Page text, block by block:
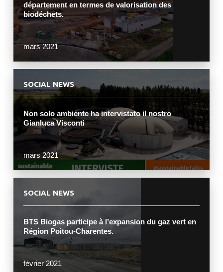
département en termes de valorisation des
biodéchets.
mars 2021
SOCIAL NEWS
Non solo ambiente ha intervistato il nostro
Gianluca Visconti
mars 2021
SOCIAL NEWS
BTS Biogas participe à l’expansion du gaz vert en
Région Poitou-Charentes.
février 2021